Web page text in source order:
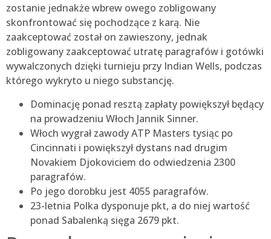
zostanie jednakże wbrew owego zobligowany
skonfrontować się pochodzące z karą. Nie
zaakceptować został on zawieszony, jednak
zobligowany zaakceptować utratę paragrafów i gotówki
wywalczonych dzięki turnieju przy Indian Wells, podczas
którego wykryto u niego substancję.
Dominację ponad resztą zapłaty powiększył będący
na prowadzeniu Włoch Jannik Sinner.
Włoch wygrał zawody ATP Masters tysiąc po
Cincinnati i powiększył dystans nad drugim
Novakiem Djokoviciem do odwiedzenia 2300
paragrafów.
Po jego dorobku jest 4055 paragrafów.
23-letnia Polka dysponuje pkt, a do niej wartość
ponad Sabalenką sięga 2679 pkt.